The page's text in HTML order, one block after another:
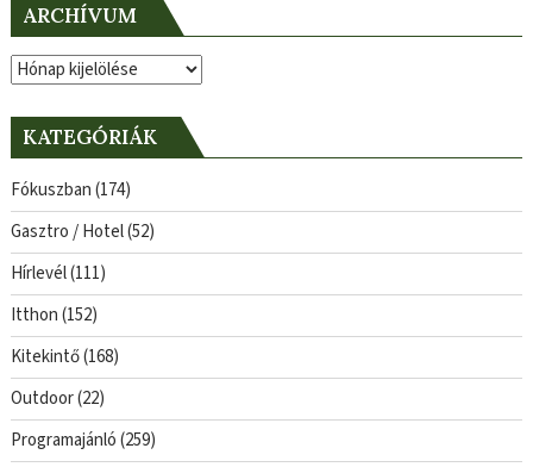
ARCHÍVUM
Archívum
KATEGÓRIÁK
Fókuszban(174)
Gasztro / Hotel(52)
Hírlevél(111)
Itthon(152)
Kitekintő(168)
Outdoor(22)
Programajánló(259)